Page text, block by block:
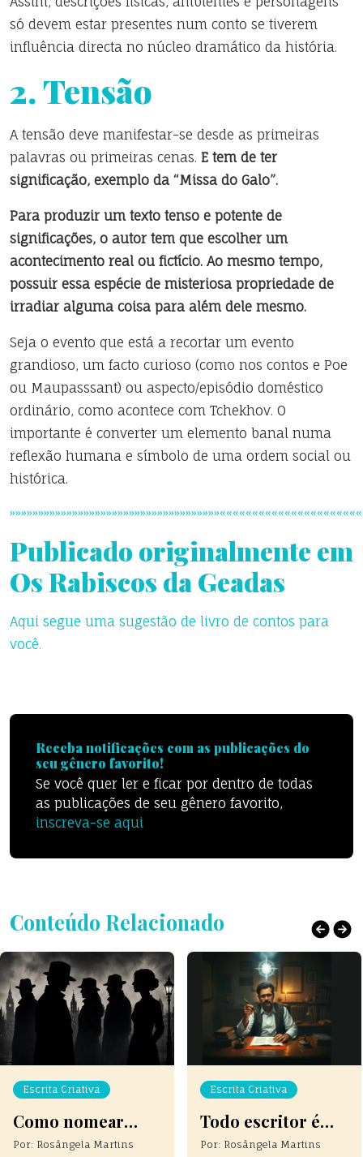
só devem estar presentes num conto se tiverem
influência directa no núcleo dramático da história.
2. Tensão
A tensão deve manifestar-se desde as primeiras
palavras ou primeiras cenas. E tem de ter
significação, exemplo da “Missa do Galo”.
Para produzir um texto tenso e potente de
significações, o autor tem que escolher um
acontecimento real ou fictício. Ao mesmo tempo,
possuir essa espécie de misteriosa propriedade de
irradiar alguma coisa para além dele mesmo.
Seja o evento que está a recortar um evento
grandioso, um facto curioso (como nos contos e Poe
ou Maupasssant) ou aspecto/episódio doméstico
ordinário, como acontece com Tchekhov. O
importante é converter um elemento banal numa
reflexão humana e símbolo de uma ordem social ou
histórica.
Publicado originalmente em
Os Rabiscos da Geadas
Aqui segue uma sugestão de livro de contos para
você.
Receba notificações com as publicações do
seu gênero favorito!
Se você quer ler e ficar por dentro de todas
as publicações de seu gênero favorito,
inscreva-se aqui
Conteúdo Relacionado
Escrita Criativa
Como nomear
Personagens
Por: Rosângela Martins
Escrita Criativa
Todo escritor é
médium?
Por: Rosângela Martins